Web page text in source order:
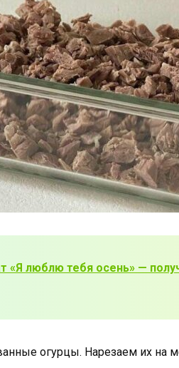
«Я люблю тебя осень» —
огурцы. Нарезаем их на